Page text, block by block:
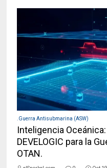
.Guerra Antisubmarina (ASW)
Inteligencia
DEVELOGIC para la
OTAN.